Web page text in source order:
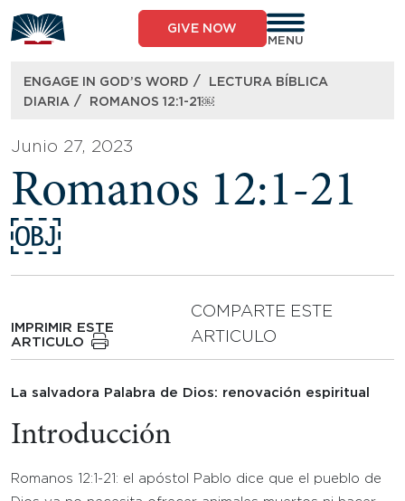
to
content
GIVE NOW
MENU
ENGAGE IN GOD’S WORD /
LECTURA BÍBLICA
DIARIA / ROMANOS 12:1-21￼
Junio 27, 2023
Romanos 12:1-21
￼
IMPRIMIR ESTE
ARTICULO
COMPARTE ESTE
ARTICULO
La salvadora Palabra de Dios: renovación espiritual
Introducción
Romanos 12:1-21: el apóstol Pablo dice que el pueblo de